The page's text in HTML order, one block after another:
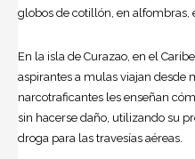
globos de cotillón, en alfombras,
En la isla de Curazao, en el
aspirantes a mulas viajan desde
narcotraficantes les enseñan
sin hacerse daño, utilizando su
droga para las travesías aéreas.